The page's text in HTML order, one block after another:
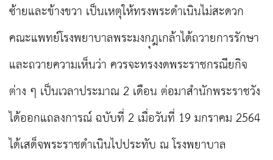
ซ้ายและข้างขวา เป็นเหตุให้ทรงพระดําเนินไม่สะดวก
คณะแพทย์โรงพยาบาลพระมงกุฎเกล้าได้ถวายการรักษา
และถวายความเห็นว่า ควรจะทรงงดพระราชกรณียกิจ
ต่าง ๆ เป็นเวลาประมาณ 2 เดือน ต่อมาสำนักพระราชวัง
ได้ออกแถลงการณ์ ฉบับที่ 2 เมื่อวันที่ 19 มกราคม 2564
ได้เสด็จพระราชดำเนินไปประทับ ณ โรงพยาบาล